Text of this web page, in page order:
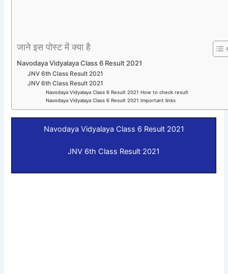
जाने इस पोस्ट में क्या है
Navodaya Vidyalaya Class 6 Result 2021
JNV 6th Class Result 2021
JNV 6th Class Result 2021
Navodaya Vidyalaya Class 6 Result 2021 How to check result
Navodaya Vidyalaya Class 6 Result 2021 Important links
Navodaya Vidyalaya Class 6 Result 2021
JNV 6th Class Result 2021